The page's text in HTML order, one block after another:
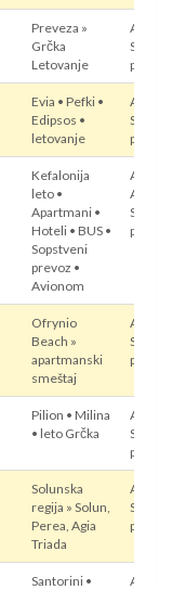
Preveza »
Grčka
Letovanje
prevoz
Evia • Pefki •
Edipsos •
letovanje
prevoz
Kefalonija
leto •
Apartmani •
Hoteli • BUS •
Sopstveni
prevoz •
Avionom
Avion,
prevoz
Ofrynio
Beach »
apartmanski
smeštaj
prevoz
Pilion • Milina
• leto Grčka
prevoz
Solunska
regija » Solun,
Perea, Agia
Triada
prevoz
Santorini •
Avion